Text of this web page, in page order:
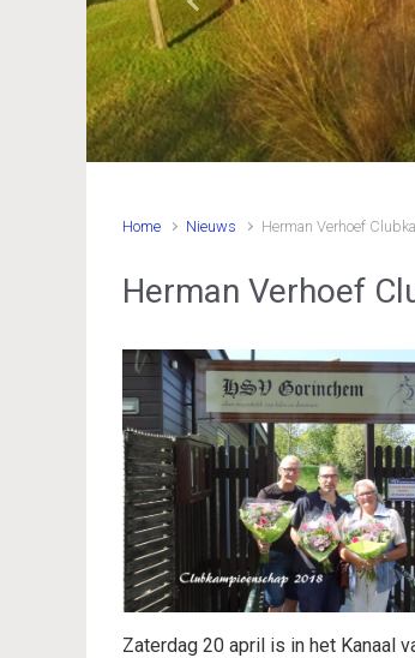
Vorige
Home Nieuws Herman Verhoef
Herman Verhoef
Zaterdag 20 april is in het Kanaal